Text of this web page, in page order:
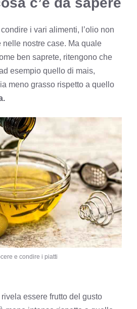
i vari alimenti, l’olio non
nelle nostre case. Ma quale
ben saprete, ritengono che
esempio quello di mais,
meno grasso rispetto a quello
e condire i piatti
essere frutto del gusto